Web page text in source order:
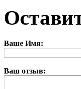
Ваше Имя:
Ваш отзыв: